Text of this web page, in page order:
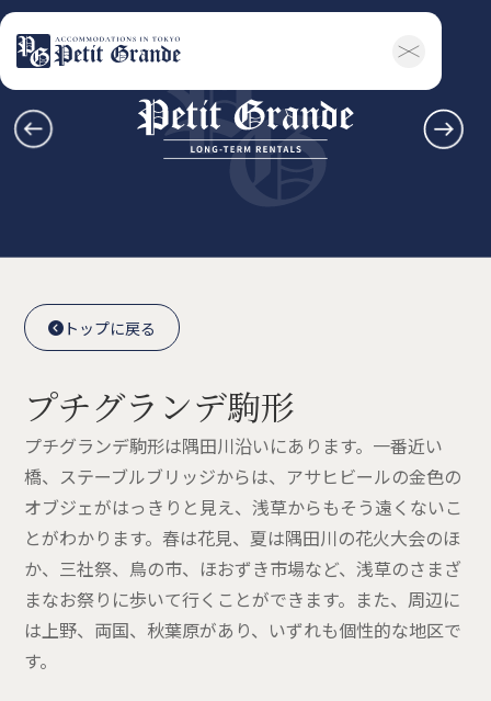
会社概要
お知らせ全般
新着情報
キャンペーン
お問い合わせ
鍵と保険について
自転車登録
English
 トップに戻る
トップに戻る
プチグランデ駒形
プチグランデ駒形は隅田川沿いにあります。一番近い
橋、ステーブルブリッジからは、アサヒビールの金色の
オブジェがはっきりと見え、浅草からもそう遠くないこ
とがわかります。春は花見、夏は隅田川の花火大会のほ
か、三社祭、鳥の市、ほおずき市場など、浅草のさまざ
まなお祭りに歩いて行くことができます。また、周辺に
は上野、両国、秋葉原があり、いずれも個性的な地区で
す。